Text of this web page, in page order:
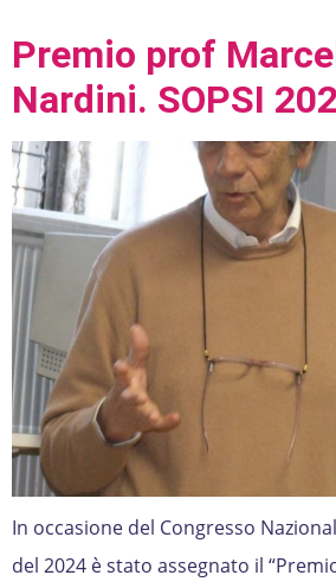
Premio prof
Nardini. SOPSI
In occasione del Congresso
del 2024 è stato assegnato il